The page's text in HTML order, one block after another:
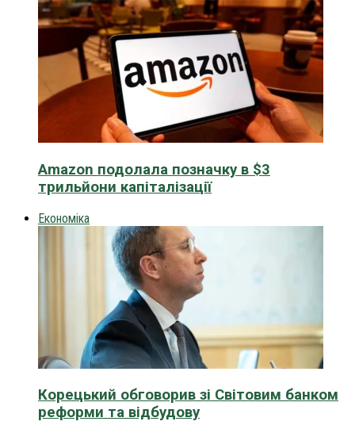
Amazon подолала позначку в $3
трильйони капіталізації
Економіка
Корецький обговорив зі Світовим банком
реформи та відбудову